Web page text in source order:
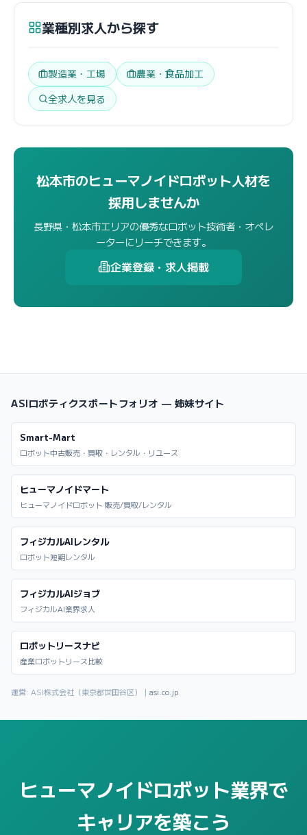
業種別求人から探す
製造業・工場
農業・食品加工
全求人を見る
松本市のヒューマノイドロボット人材を
採用しませんか
長野県・松本市エリアの優秀なロボット技術者・オペレ
ーターにリーチできます。
企業登録・求人掲載
ASIロボティクスポートフォリオ — 姉妹サイト
Smart-Mart
ロボット中古販売・買取・レンタル・リユース
ヒューマノイドマート
ヒューマノイドロボット 販売/買取/レンタル
フィジカルAIレンタル
ロボット短期レンタル
フィジカルAIジョブ
フィジカルAI業界求人
ロボットリースナビ
産業ロボットリース比較
運営: ASI株式会社（東京都世田谷区）｜ asi.co.jp
ヒューマノイドロボット業界で
キャリアを築こう